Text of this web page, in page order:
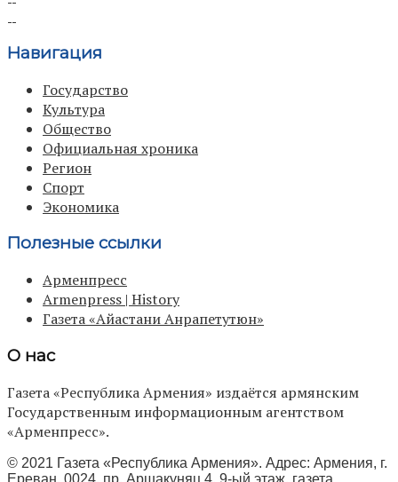
Навигация
Государство
Культура
Общество
Официальная хроника
Регион
Спорт
Экономика
Полезные ссылки
Арменпресс
Armenpress | History
Газета «Айастани Анрапетутюн»
О нас
Газета «Республика Армения» издаётся армянским
Государственным информационным агентством
«Арменпресс».
© 2021 Газета «Республика Армения». Адрес: Армения, г.
Ереван, 0024, пр. Аршакуняц 4, 9-ый этаж, газета